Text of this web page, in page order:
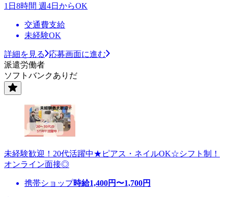
1日8時間 週4日からOK
交通費支給
未経験OK
詳細を見る
応募画面に進む
派遣労働者
ソフトバンクありだ
未経験歓迎！20代活躍中★ピアス・ネイルOK☆シフト制！
オンライン面接◎
携帯ショップ時給1,400円〜1,700円